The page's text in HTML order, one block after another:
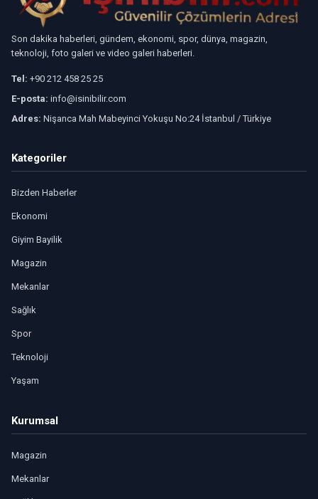
Son dakika haberleri, gündem, ekonomi, spor, dünya, magazin,
teknoloji, foto galeri ve video galeri haberleri.
Tel: +90 212 458 25 25
E-posta: info@isinibilir.com
Adres: Nişanca Mah Mabeyinci Yokuşu No:24 İstanbul / Türkiye
Kategoriler
Bizden Haberler
Ekonomi
Giyim Bayilik
Magazin
Mekanlar
Sağlık
Spor
Teknoloji
Yaşam
Kurumsal
Magazin
Mekanlar